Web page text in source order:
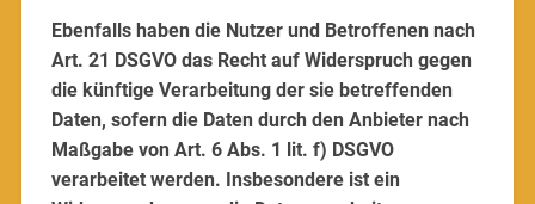
Ebenfalls haben die Nutzer und Betroffenen nach
Art. 21 DSGVO das Recht auf Widerspruch gegen
die künftige Verarbeitung der sie betreffenden
Daten, sofern die Daten durch den Anbieter nach
Maßgabe von Art. 6 Abs. 1 lit. f) DSGVO
verarbeitet werden. Insbesondere ist ein